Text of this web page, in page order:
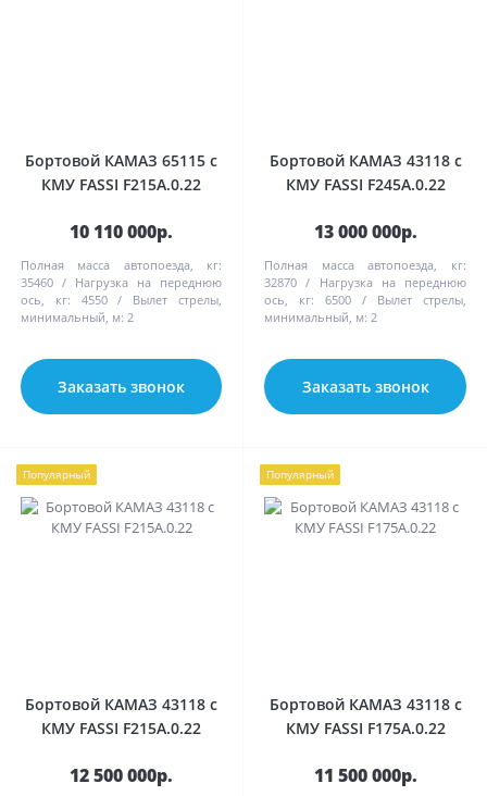
Бортовой КАМАЗ 65115 с
КМУ FASSI F215А.0.22
10 110 000р.
Полная масса автопоезда, кг:
35460
Нагрузка на переднюю
ось, кг:
4550
Вылет стрелы,
минимальный, м: 2
Заказать звонок
Бортовой КАМАЗ 43118 с
КМУ FASSI F245А.0.22
13 000 000р.
Полная масса автопоезда, кг:
32870
Нагрузка на переднюю
ось, кг:
6500
Вылет стрелы,
минимальный, м: 2
Заказать звонок
Популярный
Бортовой КАМАЗ 43118 с
КМУ FASSI F215А.0.22
12 500 000р.
Популярный
Бортовой КАМАЗ 43118 с
КМУ FASSI F175А.0.22
11 500 000р.